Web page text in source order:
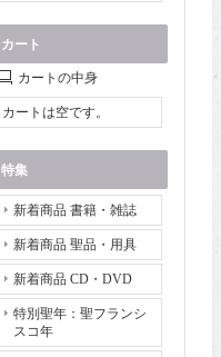
カート
カートの中身
カートは空です。
特集
新着商品 書籍・雑誌
新着商品 聖品・用具
新着商品 CD・DVD
特別聖年：聖フランシ
スコ年